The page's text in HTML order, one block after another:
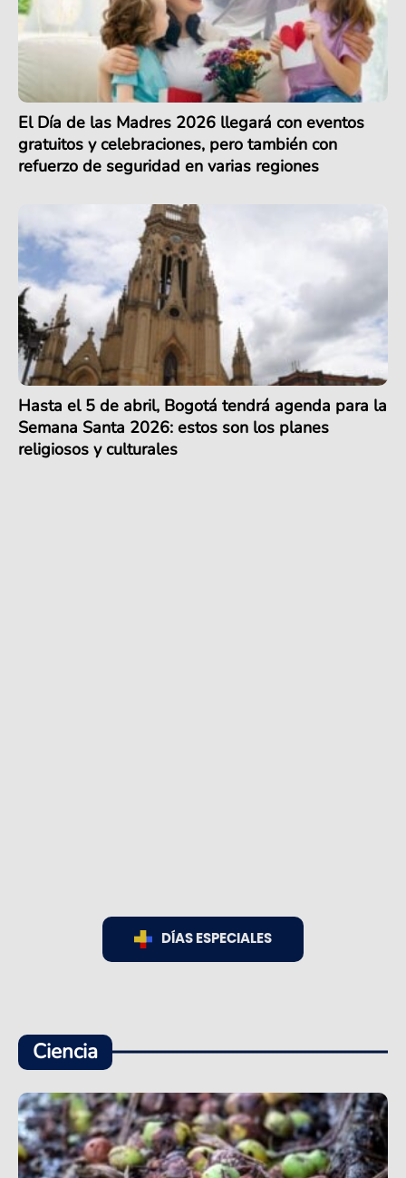
El Día de las Madres 2026 llegará con eventos
gratuitos y celebraciones, pero también con
refuerzo de seguridad en varias regiones
Hasta el 5 de abril, Bogotá tendrá agenda para la
Semana Santa 2026: estos son los planes
religiosos y culturales
DÍAS ESPECIALES
Ciencia